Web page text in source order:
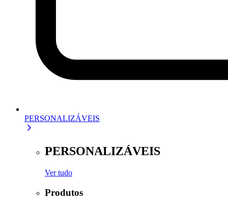
PERSONALIZÁVEIS
PERSONALIZÁVEIS
Ver tudo
Produtos